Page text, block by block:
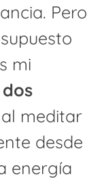
Pero
mi
al meditar
desde
energía